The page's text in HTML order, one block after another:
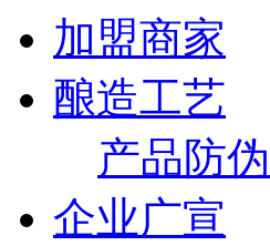
加盟商家
酿造工艺
产品防伪
企业广宣